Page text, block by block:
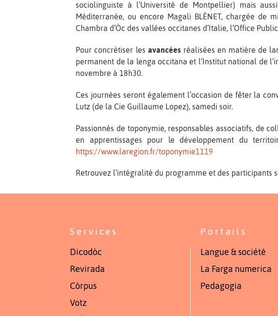
sociolinguiste à l’Université de Montpellier) mais
Méditerranée, ou encore Magali BLÉNET, chargée de
Chambra d’Òc des vallées occitanes d’Italie, l’Office
Pour concrétiser les avancéesréalisées en matière de
permanent de la lenga occitana et l’Institut national de
novembre à 18h30.
Ces journées seront également l’occasion de fêter la
Lutz (de la Cie Guillaume Lopez), samedi soir.
Passionnés de toponymie, responsables associatifs, de
en apprentissages pour le développement du
https://www.laregion.fr/toponymie1119
Retrouvez l’intégralité du programme et des participants
Services
Dicodòc
Revirada
Còrpus
Votz
Portails
Langue & société
La Farga numerica
Pedagogia